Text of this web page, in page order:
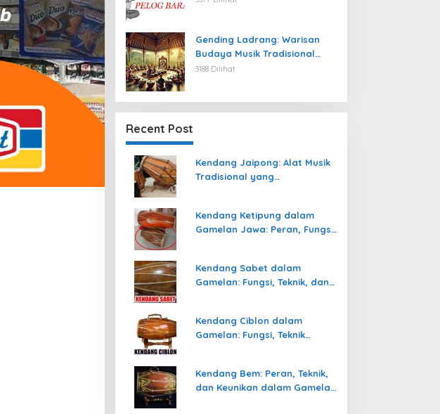
Gending Ladrang: Warisan
Budaya Musik Tradisional
Jawa yang Abadi
3188 Dilihat
Recent Post
Kendang Jaipong: Alat Musik
Tradisional yang
Kendang Ketipung dalam
Gamelan Jawa: Peran, Fungsi,
Kendang Sabet dalam
Gamelan: Fungsi, Teknik, dan
Kendang Ciblon dalam
Gamelan: Fungsi, Teknik
Kendang Bem: Peran, Teknik,
dan Keunikan dalam Gamelan